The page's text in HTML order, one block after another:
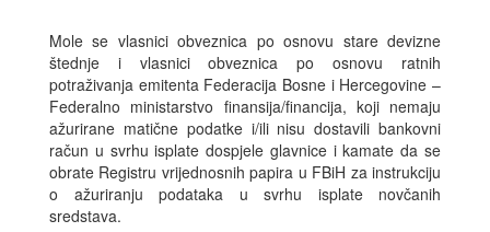
Mole se vlasnici obveznica po osnovu stare devizne
štednje i vlasnici obveznica po osnovu ratnih
potraživanja emitenta Federacija Bosne i Hercegovine –
Federalno ministarstvo finansija/financija, koji nemaju
ažurirane matične podatke i/ili nisu dostavili bankovni
račun u svrhu isplate dospjele glavnice i kamate da se
obrate Registru vrijednosnih papira u FBiH za instrukciju
o ažuriranju podataka u svrhu isplate novčanih
sredstava.